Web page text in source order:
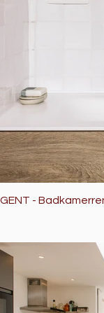
GENT -